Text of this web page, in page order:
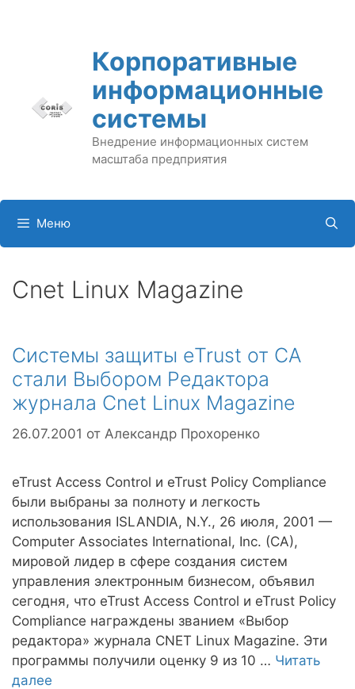
Корпоративные
информационные
системы
Внедрение информационных систем
масштаба предприятия
Меню
Cnet Linux Magazine
Системы защиты eTrust от CA
стали Выбором Редактора
журнала Cnet Linux Magazine
26.07.2001 от Александр Прохоренко
eTrust Access Control и eTrust Policy Compliance
были выбраны за полноту и легкость
использования ISLANDIA, N.Y., 26 июля, 2001 —
Computer Associates International, Inc. (CA),
мировой лидер в сфере создания систем
управления электронным бизнесом, объявил
сегодня, что eTrust Access Control и eTrust Policy
Compliance награждены званием «Выбор
редактора» журнала CNET Linux Magazine. Эти
программы получили оценку 9 из 10 … Читать
далее